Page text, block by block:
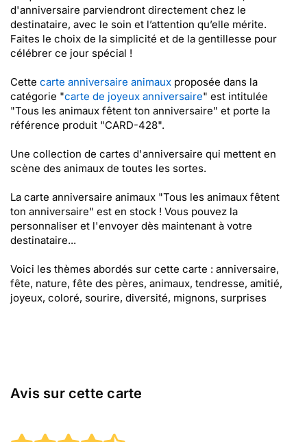
d'anniversaire parviendront directement chez le
destinataire, avec le soin et l’attention qu’elle mérite.
Faites le choix de la simplicité et de la gentillesse pour
célébrer ce jour spécial !
Cette carte anniversaire animaux proposée dans la
catégorie "carte de joyeux anniversaire" est intitulée
"Tous les animaux fêtent ton anniversaire" et porte la
référence produit "CARD-428".
Une collection de cartes d'anniversaire qui mettent en
scène des animaux de toutes les sortes.
La carte anniversaire animaux "Tous les animaux fêtent
ton anniversaire" est en stock ! Vous pouvez la
personnaliser et l'envoyer dès maintenant à votre
destinataire...
Voici les thèmes abordés sur cette carte : anniversaire,
fête, nature, fête des pères, animaux, tendresse, amitié,
joyeux, coloré, sourire, diversité, mignons, surprises
Avis sur cette carte